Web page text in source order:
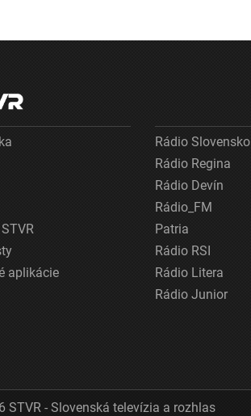
aplikácie
Rádio Slovensko
Rádio Regina
Rádio Devín
Rádio_FM
Patria
Rádio RSI
Rádio Litera
Rádio Junior
STVR - Slovenská televízia a rozhlas